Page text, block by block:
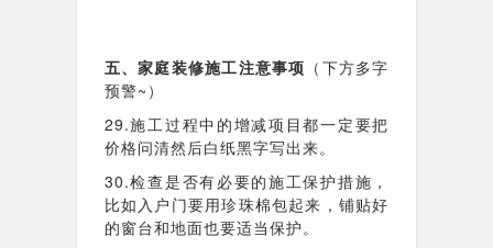
五、家庭装修施工注意事项 （下方多字
预警~）
29.施工过程中的增减项目都一定要把
价格问清然后白纸黑字写出来。
30.检查是否有必要的施工保护措施，
比如入户门要用珍珠棉包起来，铺贴好
的窗台和地面也要适当保护。